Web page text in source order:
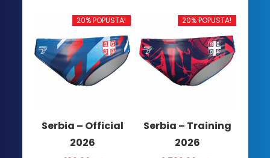
ima
varijanti.
Opcije
mogu
biti
stranici
proizvoda.
više
varijanti.
Opcije
mogu
biti
izabrane
proizvoda.
20% POPUSTA!
Serbia – Official
2026
20% POPUSTA!
Serbia – Training
2026